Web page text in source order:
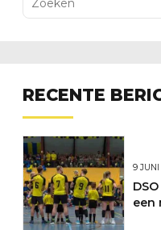
RECENTE
9
een